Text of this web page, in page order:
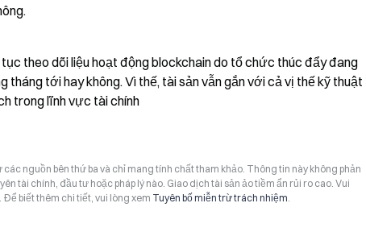
theo dõi liệu hoạt động blockchain do tổ chức thúc đẩy đang
tháng tới hay không. Vì thế, tài sản vẫn gắn với cả vị thế kỹ thuật
trong lĩnh vực tài chính
nguồn bên thứ ba và chỉ mang tính chất tham khảo. Thông tin này không phản
tài chính, đầu tư hoặc pháp lý nào. Giao dịch tài sản ảo tiềm ẩn rủi ro cao. Vui
biết thêm chi tiết, vui lòng xem Tuyên bố miễn trừ trách nhiệm.